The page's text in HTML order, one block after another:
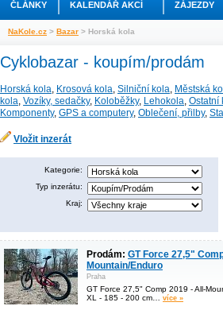
ČLÁNKY KALENDÁŘ AKCÍ ZÁJEZDY
NaKole.cz > Bazar > Horská kola
Cyklobazar - koupím/prodám
Horská kola, Krosová kola, Silniční kola, Městská
kola, Vozíky, sedačky, Koloběžky, Lehokola, Ostatní
Komponenty, GPS a computery, Oblečení, přilby,
Vložit inzerát
Kategorie:
Typ inzerátu:
Kraj:
Prodám: GT Force 27,5"
Mountain/Enduro
Praha
GT Force 27,5" Comp 2019 - All-
XL - 185 - 200 cm… více »